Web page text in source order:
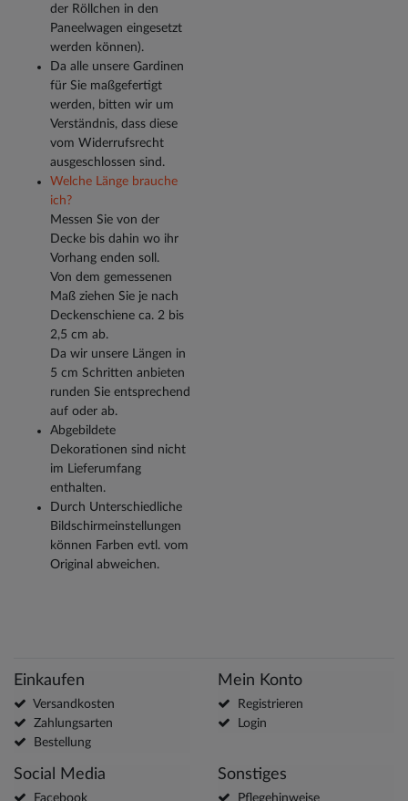
der Röllchen in den
Paneelwagen eingesetzt
werden können).
Da alle unsere Gardinen
für Sie maßgefertigt
werden, bitten wir um
Verständnis, dass diese
vom Widerrufsrecht
ausgeschlossen sind.
Welche Länge brauche
ich?
Messen Sie von der
Decke bis dahin wo ihr
Vorhang enden soll.
Von dem gemessenen
Maß ziehen Sie je nach
Deckenschiene ca. 2 bis
2,5 cm ab.
Da wir unsere Längen in
5 cm Schritten anbieten
runden Sie entsprechend
auf oder ab.
Abgebildete
Dekorationen sind nicht
im Lieferumfang
enthalten.
Durch Unterschiedliche
Bildschirmeinstellungen
können Farben evtl. vom
Original abweichen.
Einkaufen
Versandkosten
Zahlungsarten
Bestellung
Mein Konto
Registrieren
Login
Social Media
Facebook
Sonstiges
Pflegehinweise